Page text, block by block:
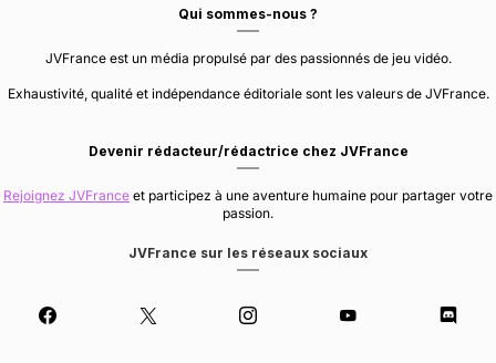
Qui sommes-nous ?
JVFrance est un média propulsé par des passionnés de jeu vidéo.
Exhaustivité, qualité et indépendance éditoriale sont les valeurs de JVFrance.
Devenir rédacteur/rédactrice chez JVFrance
Rejoignez JVFrance et participez à une aventure humaine pour partager votre
passion.
JVFrance sur les réseaux sociaux